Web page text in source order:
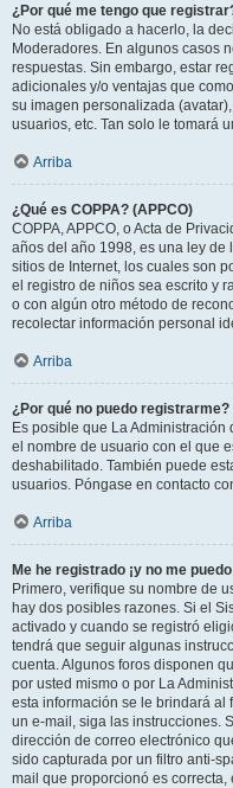
¿Por qué me tengo que
No está obligado a hacerlo, la
Moderadores. En algunos casos
respuestas. Sin embargo, estar
adicionales y/o ventajas que
su imagen personalizada
usuarios, etc. Tan solo le tomará
Arriba
¿Qué es COPPA? (APPCO)
COPPA, APPCO, o Acta de
años del año 1998, es una ley de
sitios de Internet, los cuales son
el registro de niños sea escrito y
o con algún otro método de
recolectar información personal
Arriba
¿Por qué no puedo registrarme?
Es posible que La
el nombre de usuario con el que
deshabilitado. También puede
usuarios. Póngase en contacto
Arriba
Me he registrado ¡y no me
Primero, verifique su nombre de
hay dos posibles razones. Si el
activado y cuando se registró
tendrá que seguir algunas
cuenta. Algunos foros disponen
por usted mismo o por La
esta información se le brindará al
un e-mail, siga las instrucciones.
dirección de correo electrónico
sido capturada por un filtro anti-
mail que proporcionó es